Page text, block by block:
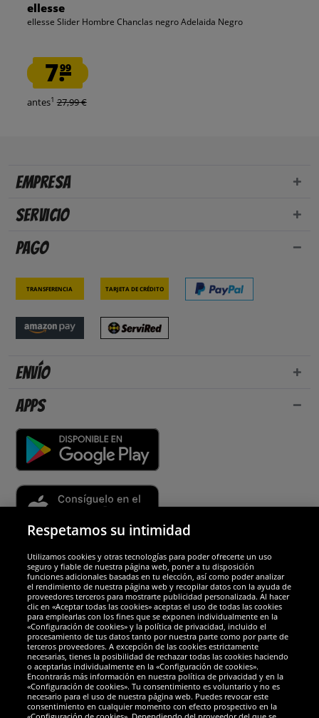
ellesse
ellesse Slider Hombre Chanclas negro Adelaida Negro
7.99
antes1 27,99 €
Empresa
Servicio
Pago
Transferencia Tarjeta de crédito
Envío
Apps
Socios y seguridad
Galardones
Respetamos su intimidad
Utilizamos cookies y otras tecnologías para poder ofrecerte un uso
seguro y fiable de nuestra página web, poner a tu disposición
funciones adicionales basadas en tu elección, así como poder analizar
el rendimiento de nuestra página web y recopilar datos con la ayuda de
proveedores terceros para mostrarte publicidad personalizada. Al hacer
clic en «Aceptar todas las cookies» aceptas el uso de todas las cookies
para emplearlas con los fines que se exponen individualmente en la
«Configuración de cookies» y la política de privacidad, incluido el
procesamiento de tus datos tanto por nuestra parte como por parte de
terceros proveedores. A excepción de las cookies estrictamente
necesarias, tienes la posibilidad de rechazar todas las cookies haciendo
o aceptarlas individualmente en la «Configuración de cookies».
Encontrarás más información en nuestra política de privacidad y en la
«Configuración de cookies». Tu consentimiento es voluntario y no es
necesario para el uso de nuestra página web. Puedes revocar este
consentimiento en cualquier momento con efecto prospectivo en la